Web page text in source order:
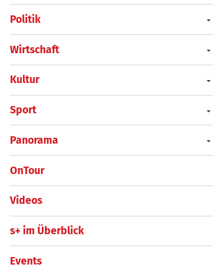
Politik
Wirtschaft
Kultur
Sport
Panorama
OnTour
Videos
s+ im Überblick
Events